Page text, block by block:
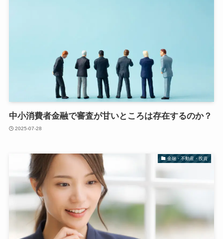
中小消費者金融で審査が甘いところは存在するのか？
2025-07-28
金融・不動産・投資